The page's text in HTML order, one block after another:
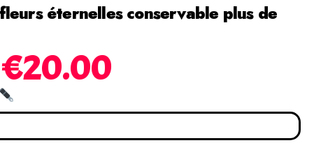
éternelles conservable plus de
€20.00